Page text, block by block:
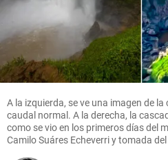
A la izquierda, se ve una imagen de
caudal normal. A la derecha, la
como se vio en los primeros días del
Camilo Suáres Echeverri y tomada